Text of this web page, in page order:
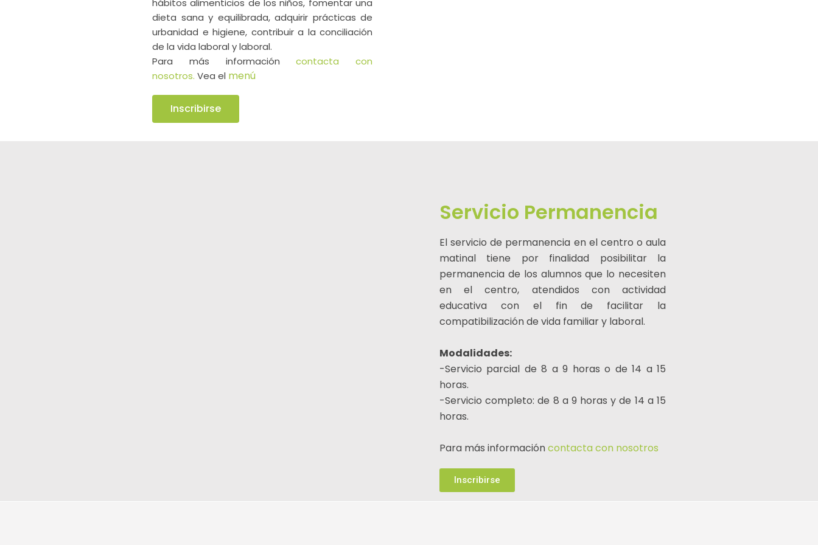
hábitos alimenticios de los niños, fomentar una
dieta sana y equilibrada, adquirir prácticas de
urbanidad e higiene, contribuir a la conciliación
de la vida laboral y laboral.
Para más informacióncontacta con
nosotros. Vea el menú
Inscribirse
Servicio Permanencia
El servicio de permanencia en el centro o aula
matinal tiene por finalidad posibilitar la
permanencia de los alumnos que lo necesiten
en el centro, atendidos con actividad
educativa con el fin de facilitar la
compatibilización de vida familiar y laboral.
Modalidades:
-Servicio parcial de 8 a 9 horas o de 14 a 15
horas.
-Servicio completo: de 8 a 9 horas y de 14 a 15
horas.
Para más informacióncontacta con nosotros
Inscribirse